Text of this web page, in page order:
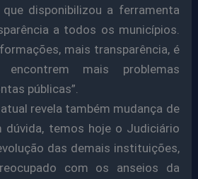
que disponibilizou a ferramenta
a todos os municípios.
mais transparência, é
mais problemas
públicas”.
revela também mudança de
dúvida, temos hoje o Judiciário
das demais instituições,
com os anseios da